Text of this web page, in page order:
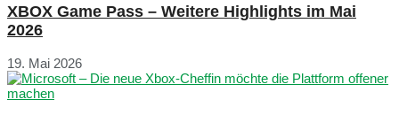
XBOX Game Pass – Weitere Highlights im Mai
2026
19. Mai 2026